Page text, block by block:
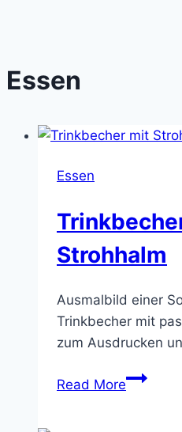
Essen
Essen
Strohhalm
Ausmalbild einer
Trinkbecher mit
zum Ausdrucken
Read More